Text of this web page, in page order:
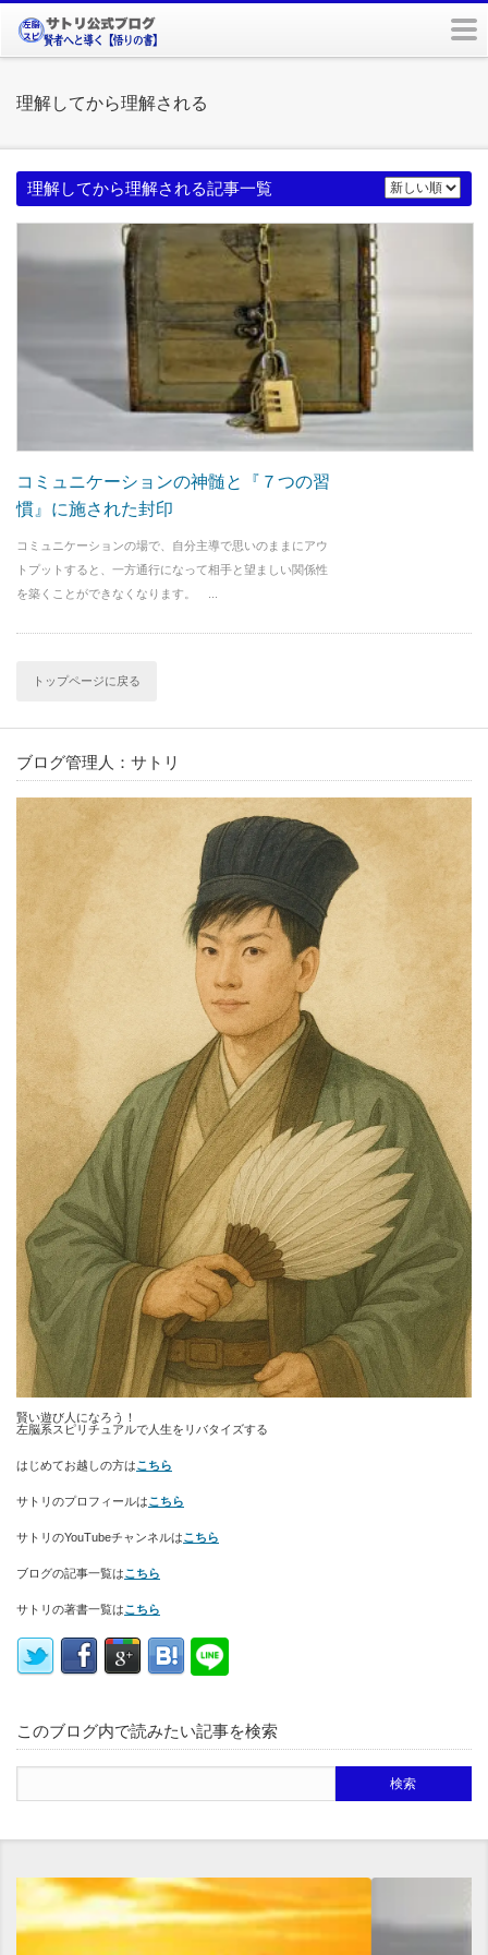
理解してから理解される
理解してから理解される記事一覧
コミュニケーションの神髄と『７つの習
慣』に施された封印
コミュニケーションの場で、自分主導で思いのままにアウ
トプットすると、一方通行になって相手と望ましい関係性
を築くことができなくなります。 ...
トップページに戻る
ブログ管理人：サトリ
賢い遊び人になろう！
左脳系スピリチュアルで人生をリバタイズする
はじめてお越しの方はこちら
サトリのプロフィールはこちら
サトリのYouTubeチャンネルはこちら
ブログの記事一覧はこちら
サトリの著書一覧はこちら
このブログ内で読みたい記事を検索